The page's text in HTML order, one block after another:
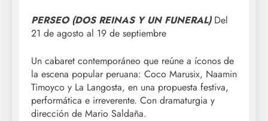
PERSEO (DOS REINAS Y UN FUNERAL)Del
21 de agosto al 19 de septiembre
Un cabaret contemporáneo que reúne a íconos de
la escena popular peruana: Coco Marusix, Naamin
Timoyco y La Langosta, en una propuesta festiva,
performática e irreverente. Con dramaturgia y
dirección de Mario Saldaña.